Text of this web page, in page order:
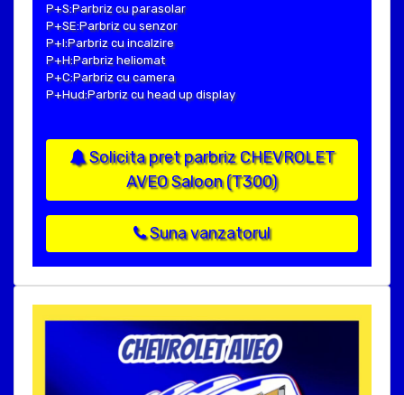
P+S:Parbriz cu parasolar
P+SE:Parbriz cu senzor
P+I:Parbriz cu incalzire
P+H:Parbriz heliomat
P+C:Parbriz cu camera
P+Hud:Parbriz cu head up display
Solicita pret parbriz CHEVROLET
AVEO Saloon (T300)
Suna vanzatorul